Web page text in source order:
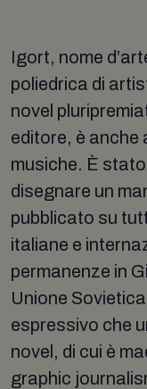
Igort, nome
poliedrica di
novel
editore, è anche
musiche. È
disegnare un
pubblicato su
italiane e
permanenze in
Unione
espressivo che
novel, di cui è
graphic